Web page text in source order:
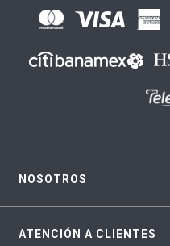
NOSOTROS
ATENCIÓN A CLIENTES